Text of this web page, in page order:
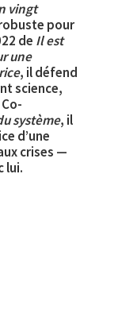
vingt
pour
de Il est
une
, il défend
science,
système, il
d’une
crises —
lui.